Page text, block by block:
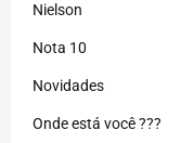
Nielson
Nota 10
Novidades
Onde está você ???